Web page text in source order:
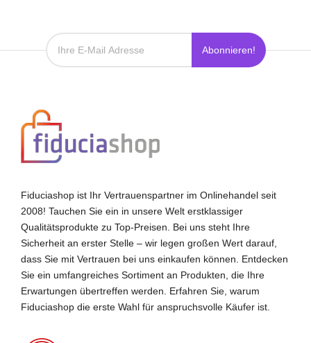
Abonnieren!
Fiduciashop ist Ihr Vertrauenspartner im Onlinehandel seit
2008! Tauchen Sie ein in unsere Welt erstklassiger
Qualitätsprodukte zu Top-Preisen. Bei uns steht Ihre
Sicherheit an erster Stelle – wir legen großen Wert darauf,
dass Sie mit Vertrauen bei uns einkaufen können. Entdecken
Sie ein umfangreiches Sortiment an Produkten, die Ihre
Erwartungen übertreffen werden. Erfahren Sie, warum
Fiduciashop die erste Wahl für anspruchsvolle Käufer ist.